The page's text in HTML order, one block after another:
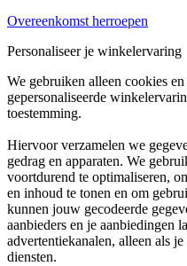
Overeenkomst herroepen
Personaliseer je winkelervaring
We gebruiken alleen cookies
gepersonaliseerde
toestemming.
Hiervoor verzamelen we
gedrag en apparaten. We
voortdurend te optimaliseren,
en inhoud te tonen en om
kunnen jouw gecodeerde
aanbieders en je aanbiedingen
advertentiekanalen, alleen als
diensten.